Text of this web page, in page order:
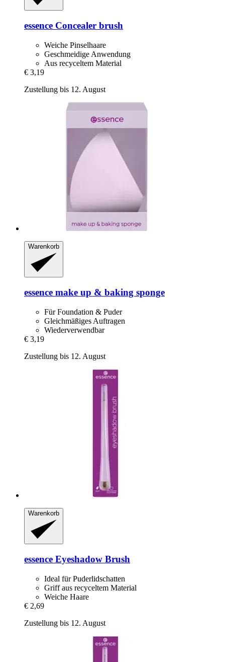
essence Concealer brush
Weiche Pinselhaare
Geschmeidige Anwendung
Aus recyceltem Material
€ 3,19
Zustellung bis 12. August
Warenkorb
essence make up & baking sponge
Für Foundation & Puder
Gleichmäßiges Auftragen
Wiederverwendbar
€ 3,19
Zustellung bis 12. August
Warenkorb
essence Eyeshadow Brush
Ideal für Puderlidschatten
Griff aus recyceltem Material
Weiche Haare
€ 2,69
Zustellung bis 12. August